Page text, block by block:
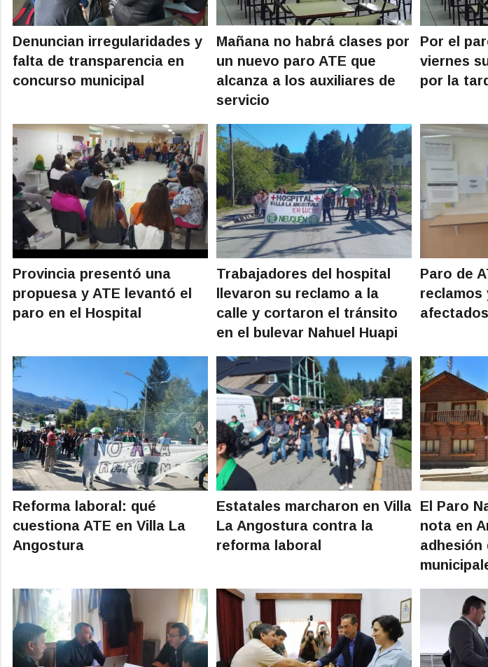
Denuncian irregularidades y
falta de transparencia en
concurso municipal
Mañana no habrá clases por
un nuevo paro ATE que
alcanza a los auxiliares de
servicio
Por el
viernes
por la
Provincia presentó una
propuesa y ATE levantó el
paro en el Hospital
Trabajadores del hospital
llevaron su reclamo a la
calle y cortaron el tránsito
en el bulevar Nahuel Huapi
Paro de
reclamos
afectados
Reforma laboral: qué
cuestiona ATE en Villa La
Angostura
Estatales marcharon en Villa
La Angostura contra la
reforma laboral
El Paro
nota en
adhesión